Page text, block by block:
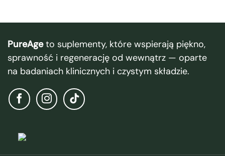
PureAgeto suplementy, które wspierają piękno,
sprawność i regenerację od wewnątrz — oparte
na badaniach klinicznych i czystym składzie.